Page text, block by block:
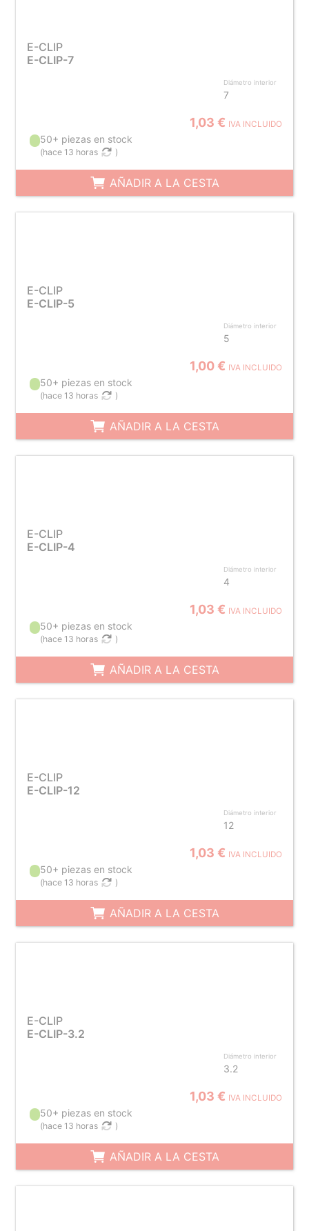
E-CLIP
E-CLIP-7
Diámetro interior
7
1,03 € IVA INCLUIDO
50+ piezas en stock
(hace 13 horas )
AÑADIR A LA CESTA
E-CLIP
E-CLIP-5
Diámetro interior
5
1,00 € IVA INCLUIDO
50+ piezas en stock
(hace 13 horas )
AÑADIR A LA CESTA
E-CLIP
E-CLIP-4
Diámetro interior
4
1,03 € IVA INCLUIDO
50+ piezas en stock
(hace 13 horas )
AÑADIR A LA CESTA
E-CLIP
E-CLIP-12
Diámetro interior
12
1,03 € IVA INCLUIDO
50+ piezas en stock
(hace 13 horas )
AÑADIR A LA CESTA
E-CLIP
E-CLIP-3.2
Diámetro interior
3.2
1,03 € IVA INCLUIDO
50+ piezas en stock
(hace 13 horas )
AÑADIR A LA CESTA